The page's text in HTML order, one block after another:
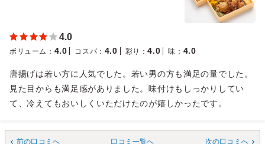
4.0
ボリューム ： 4.0 コスパ ： 4.0 彩り ：4.0 味 ： 4.0
唐揚げは若い方に人気でした。若い男の方も満足の量でした。
見た目からも満足感がありました。味付けもしっかりしてい
て、冷えてもおいしくいただけたのが嬉しかったです。
前の口コミへ 口コミ一覧へ 次の口コミへ